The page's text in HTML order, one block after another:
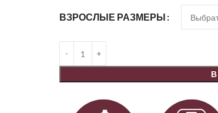
ВЗРОСЛЫЕ РАЗМЕРЫ